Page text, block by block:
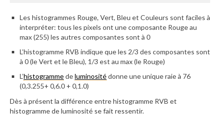
Les histogrammes Rouge, Vert, Bleu et Couleurs sont faciles à
interpréter: tous les pixels ont une composante Rouge au
max (255) les autres composantes sont à 0
L’histogramme RVB indique que les 2/3 des composantes sont
à 0 (le Vert et le Bleu), 1/3 est au max (le Rouge)
L’histogrammedeluminositédonne une unique raie à 76
(0,3.255+ 0,6.0 + 0,1.0)
Dès à présent la différence entre histogramme RVB et
histogramme de luminosité se fait ressentir.